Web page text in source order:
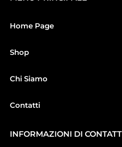
Home Page
Shop
Chi Siamo
Contatti
INFORMAZIONI DI